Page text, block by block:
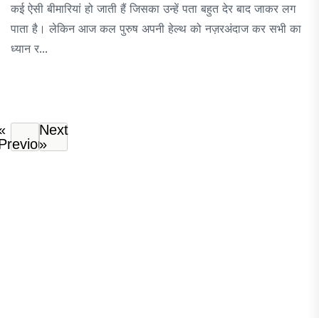
कई ऐसी बीमारियां हो जाती हैं जिसका उन्हें पता बहुत देर बाद जाकर लग
पाता है। लेकिन आज कल पुरुष अपनी हेल्थ को नज़रअंदाज कर सभी का
ध्यान र...
Next
»